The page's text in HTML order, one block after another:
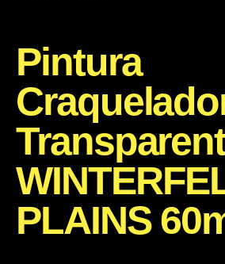
Pintura
PLAINS